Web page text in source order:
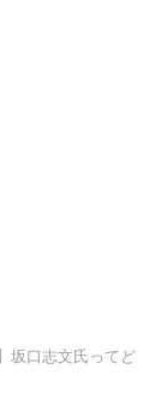
坂口志文氏ってど